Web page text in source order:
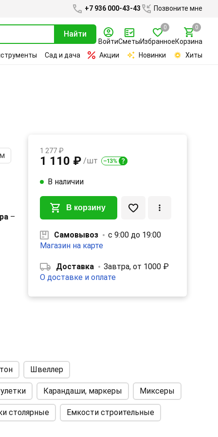
+7 936 000-43-43 Позвоните мне
Найти
ВойтиСметыИзбранное
0
Корзина
0
Сад и дача Акции Новинки Хиты
–
1 277 ₽
1 110 ₽ /шт
В наличии
В корзину
Самовывоз
с 9:00 до 19:00
Магазин на карте
Доставка
Завтра, от 1000 ₽
О доставке и оплате
Швеллер
Карандаши, маркеры Миксеры
столярные Емкости строительные